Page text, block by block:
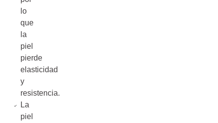
lo
que
la
piel
pierde
elasticidad
y
resistencia.
La
piel